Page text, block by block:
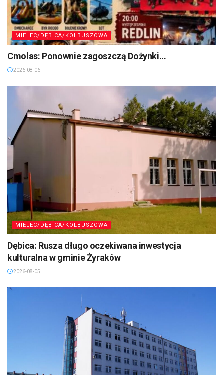
MIELEC/DĘBICA/KOLBUSZOWA
Cmolas: Ponownie zagoszczą Dożynki…
2026-08-06
MIELEC/DĘBICA/KOLBUSZOWA
Dębica: Rusza długo oczekiwana inwestycja
kulturalna w gminie Żyraków
2026-08-05